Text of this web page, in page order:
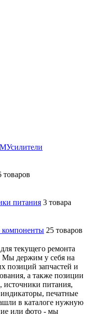
Усилители
товаров
питания 3 товара
25 товаров
текущего ремонта
Мы держим у себя на
позиций запчастей и
а также позиции
источники питания,
печатные
в каталоге нужную
или фото - мы